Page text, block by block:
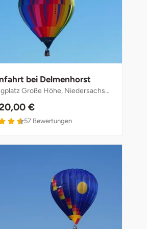
bei Delmenhorst
Große Höhe, Niedersachsen
€
4.6 von 5
57 Bewertungen